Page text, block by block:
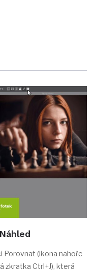
Porovnat (ikona nahoře
zkratka Ctrl+J), která